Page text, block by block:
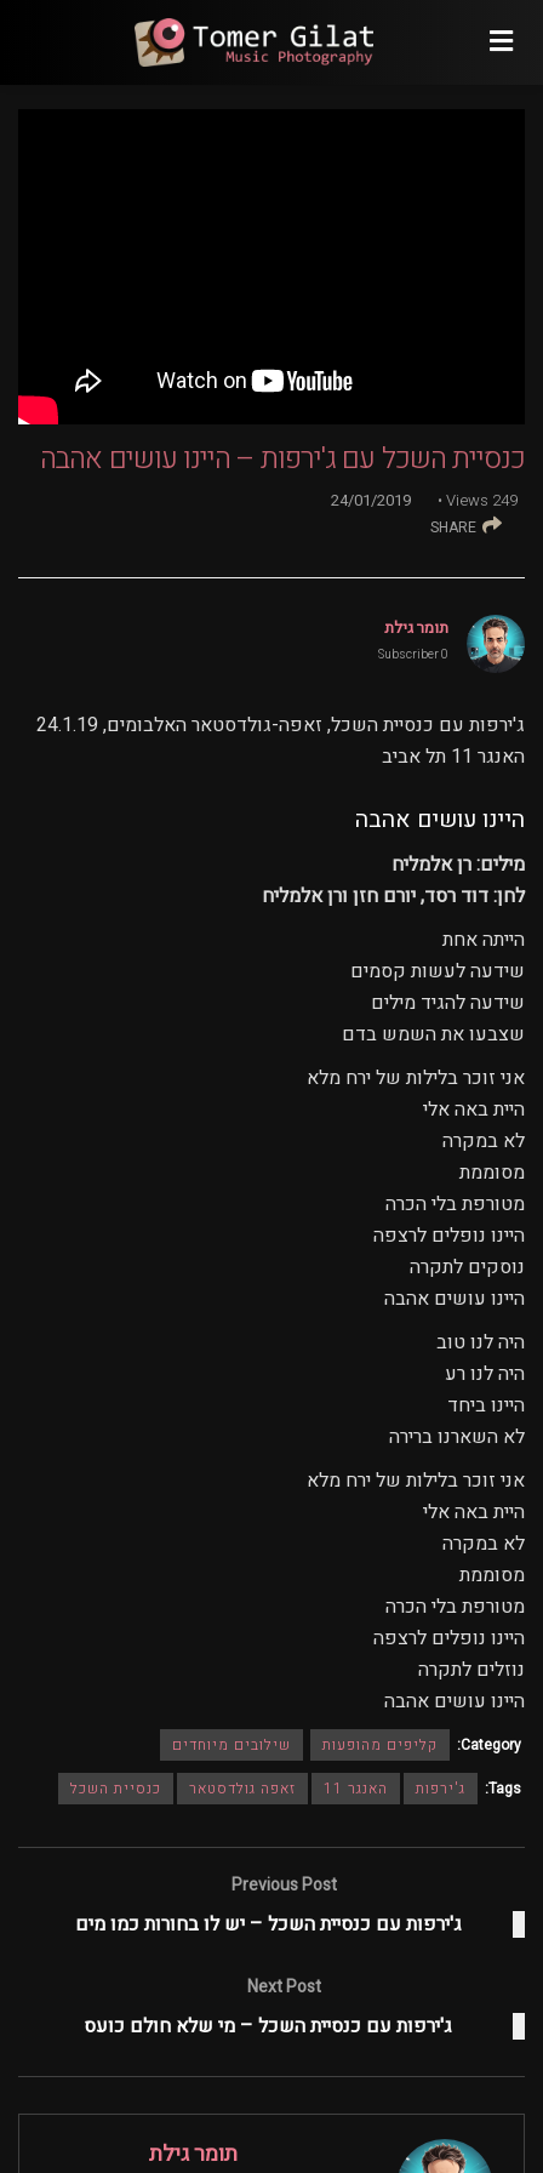
כנסיית השכל עם ג'ירפות – היינו עושים אהבה
249
Views
24/01/2019
SHARE
תומר גילת
0 Subscriber
ג'ירפות עם כנסיית השכל, זאפה-גולדסטאר האלבומים, 24.1.19
האנגר 11 תל אביב
היינו עושים אהבה
מילים: רן אלמליח
לחן: דוד רסד, יורם חזן ורן אלמליח
הייתה אחת
שידעה לעשות קסמים
שידעה להגיד מילים
שצבעו את השמש בדם
אני זוכר בלילות של ירח מלא
היית באה אלי
לא במקרה
מסוממת
מטורפת בלי הכרה
היינו נופלים לרצפה
נוסקים לתקרה
היינו עושים אהבה
היה לנו טוב
היה לנו רע
היינו ביחד
לא השארנו ברירה
אני זוכר בלילות של ירח מלא
היית באה אלי
לא במקרה
מסוממת
מטורפת בלי הכרה
היינו נופלים לרצפה
נוזלים לתקרה
היינו עושים אהבה
Category: קליפים מהופעות
שילובים מיוחדים
Tags:
ג'ירפות האנגר 11 זאפה גולדסטאר כנסיית השכל
Previous Post
ג'ירפות עם כנסיית השכל – יש לו בחורות כמו מים
Next Post
ג'ירפות עם כנסיית השכל – מי שלא חולם כועס
תומר גילת